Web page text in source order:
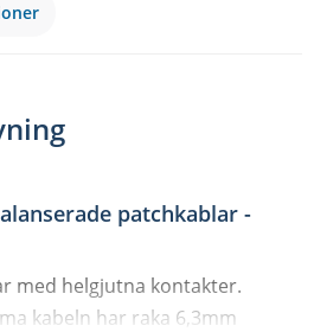
patchkablar -
med helgjutna kontakter.
kabeln har raka 6,3mm